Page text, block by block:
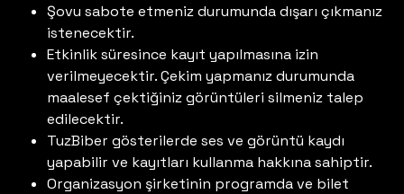
Şovu sabote etmeniz durumunda dışarı çıkmanız
istenecektir.
Etkinlik süresince kayıt yapılmasına izin
verilmeyecektir. Çekim yapmanız durumunda
maalesef çektiğiniz görüntüleri silmeniz talep
edilecektir.
TuzBiber gösterilerde ses ve görüntü kaydı
yapabilir ve kayıtları kullanma hakkına sahiptir.
Organizasyon şirketinin programda ve bilet